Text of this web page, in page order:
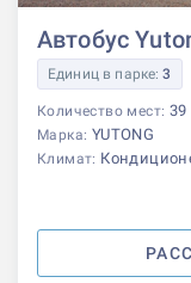
Автобус
Единиц в парке:3
Количество мест: 39
Марка: YUTONG
Климат: